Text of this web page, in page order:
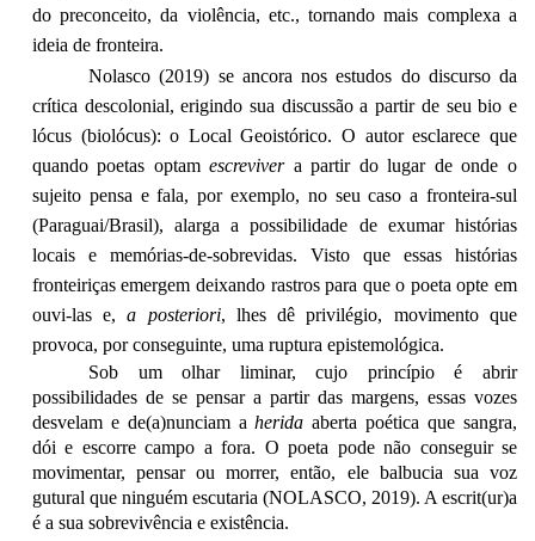
do preconceito, da violência, etc., tornando mais complexa a
ideia de fronteira.
Nolasco (2019) se ancora nos estudos do discurso da
crítica descolonial, erigindo sua discussão a partir de seu bio e
lócus (biolócus): o Local Geoistórico. O autor esclarece que
quando poetas optamescrevivera partir do lugar de onde o
sujeito pensa e fala, por exemplo, no seu caso a fronteira-sul
(Paraguai/Brasil), alarga a possibilidade de exumar histórias
locais e memórias-de-sobrevidas. Visto que essas histórias
fronteiriças emergem deixando rastros para que o poeta opte em
ouvi-las e,a posteriori, lhes dê privilégio, movimento que
provoca, por conseguinte, uma ruptura epistemológica.
Sob um olhar liminar, cujo princípio é abrir
possibilidades de se pensar a partir das margens, essas vozes
desvelam e de(a)nunciam aherida aberta poética que sangra,
dói e escorre campo a fora. O poeta pode não conseguir se
movimentar, pensar ou morrer, então, ele balbucia sua voz
gutural que ninguém escutaria (NOLASCO, 2019). A escrit(ur)a
é a sua sobrevivência e existência.